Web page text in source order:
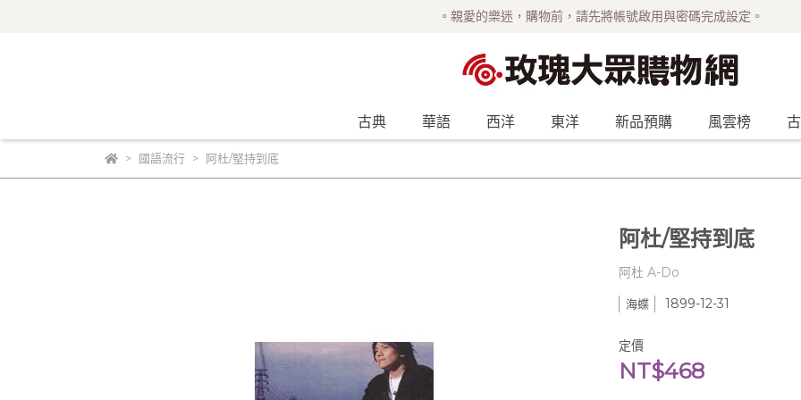
。親愛的樂迷，購物前，請先將帳號啟用與密碼完成設定。
古典 華語 西洋 東洋 新品預購 風雲榜
國語流行 阿杜/堅持到底
阿杜/堅持到底
阿杜 A-Do
海蝶 1899-12-31
定價
NT$468